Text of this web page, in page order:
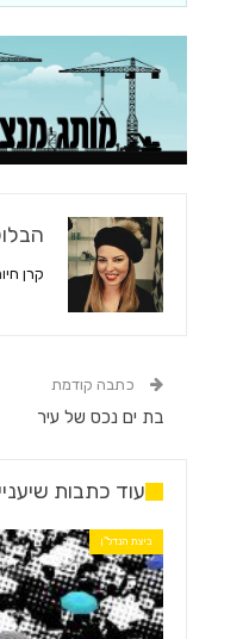
קרן
כתבה קודמת
בת ים נכס של עיר
עוד כתבות
ביצת הנדל"ן